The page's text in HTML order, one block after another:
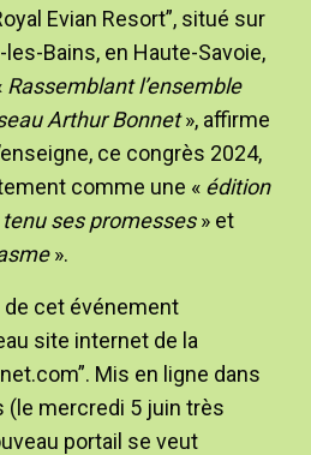
Evian Resort”, situé sur
les-Bains, en Haute-Savoie,
Rassemblant l’ensemble
Arthur Bonnet», affirme
ce congrès 2024,
comme une « édition
tenu ses promesses» et
».
de cet événement
site internet de la
Mis en ligne dans
(le mercredi 5 juin très
portail se veut